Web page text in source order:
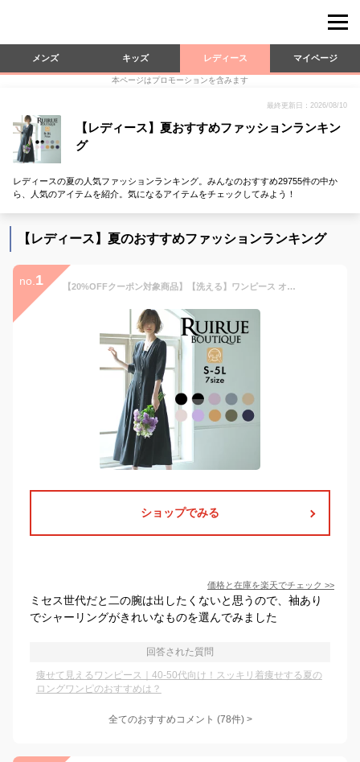
メンズ キッズ レディース マイページ
本ページはプロモーションを含みます
最終更新日：2026/08/10
【レディース】夏おすすめファッションランキン
グ
レディースの夏の人気ファッションランキング。みんなのおすすめ29755件の中か
ら、人気のアイテムを紹介。気になるアイテムをチェックしてみよう！
【レディース】夏のおすすめファッションランキング
no. 1 【20%OFFクーポン対象商品】【洗える】ワンピース オフィスカジュアル シャツワンピ 上品 きれいめ 通勤 レディース ミセス 50代 40代 30代 ママコーデ 大きいサイズ 半袖 七分袖 フレアスカート ロング マキシワンピ シンプル 体型カバー おしゃれ 春 秋 冬 黒 紺 即日発送
ショップでみる
価格と在庫を楽天でチェック >>
ミセス世代だと二の腕は出したくないと思うので、袖あり
でシャーリングがきれいなものを選んでみました
回答された質問
痩せて見えるワンピース｜40-50代向け！スッキリ着痩せする夏の
ロングワンピのおすすめは？
全てのおすすめコメント (78件) >